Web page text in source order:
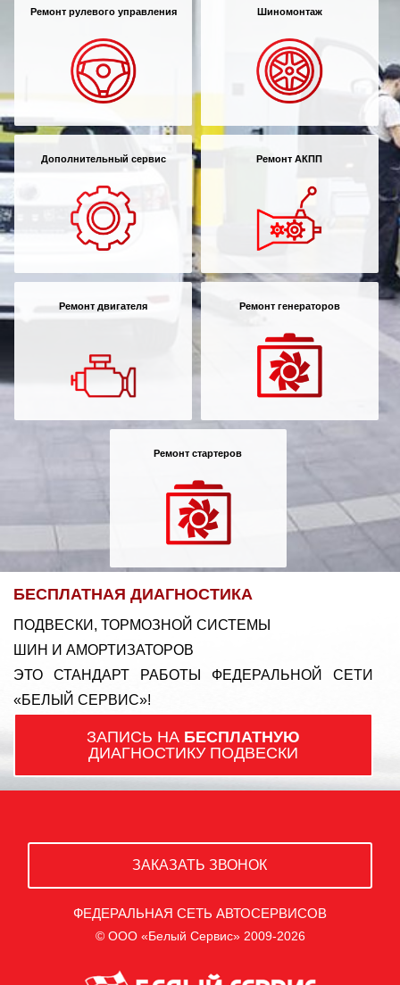
Ремонт рулевого управления Шиномонтаж
Дополнительный сервис Ремонт АКПП
Ремонт двигателя Ремонт генераторов
Ремонт стартеров
БЕСПЛАТНАЯ ДИАГНОСТИКА
ПОДВЕСКИ, ТОРМОЗНОЙ СИСТЕМЫ
ШИН И АМОРТИЗАТОРОВ
ЭТО СТАНДАРТ РАБОТЫ ФЕДЕРАЛЬНОЙ СЕТИ
«БЕЛЫЙ СЕРВИС»!
ЗАПИСЬ НА БЕСПЛАТНУЮ
ДИАГНОСТИКУ ПОДВЕСКИ
ЗАКАЗАТЬ ЗВОНОК
ФЕДЕРАЛЬНАЯ СЕТЬ АВТОСЕРВИСОВ
© ООО «Белый Сервис» 2009-2026